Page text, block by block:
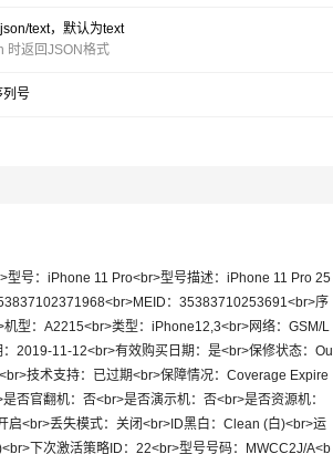
text，默认为text
时返回JSON格式
列号
：35383710253691<br>序
型：A2215<br>类型：iPhone12,3<br>网络：GSM/L
2019-11-12<br>有效购买日期：是<br>保修状态：Ou
技术支持：已过期<br>保障情况：Coverage Expire
否官翻机：否<br>是否演示机：否<br>是否资源机：
<br>丢失模式：关闭<br>ID黑白：Clean (白)<br>运
下次激活策略ID：22<br>型号号码：MWCC2J/A<b